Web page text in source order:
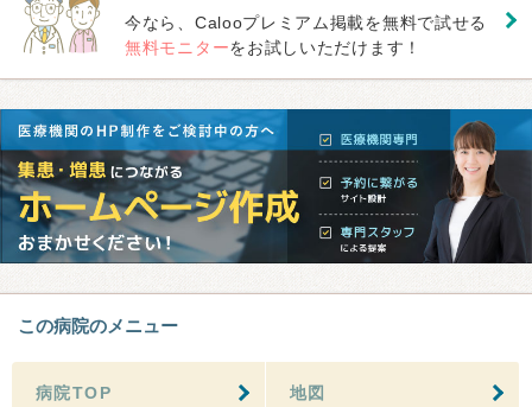
今なら、Calooプレミアム掲載を無料で試せる
無料モニターをお試しいただけます！
この病院のメニュー
病院TOP 地図